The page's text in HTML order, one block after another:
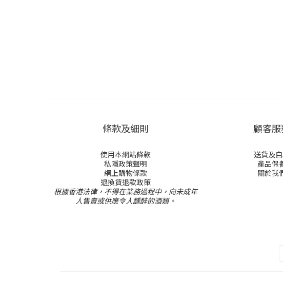
條款及細則
使用本網站條款
私隱政策聲明
網上購物條款
退換貨退款政策
根據香港法律，不得在業務過程中，向未成年
人售賣或供應令人醺醉的酒類。
顧客
送貨及
產品保
關於我